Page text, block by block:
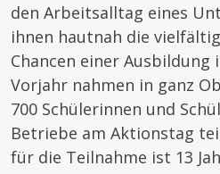
den Arbeitsalltag eines
ihnen hautnah die
Chancen einer Ausbildung
Vorjahr nahmen in ganz
700 Schülerinnen und
Betriebe am Aktionstag
für die Teilnahme ist 13